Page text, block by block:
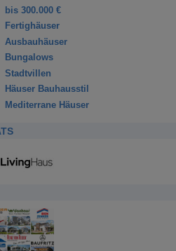
bis 300.000 €
Fertighäuser
Ausbauhäuser
Bungalows
Stadtvillen
Häuser Bauhausstil
Mediterrane Häuser